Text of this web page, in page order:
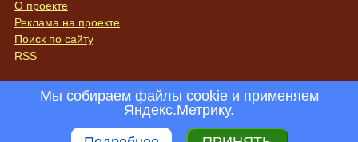
О проекте
Реклама на проекте
Поиск по сайту
RSS
Мы собираем файлы cookie и применяем
Яндекс.Метрику.